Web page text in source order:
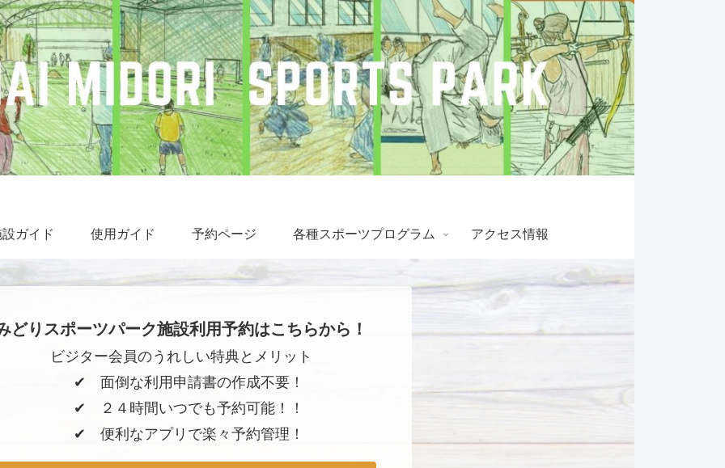
ガイド 使用ガイド 予約ページ 各種スポーツプログラム アクセス情報
どりスポーツパーク施設利用予約はこちらから！
ビジター会員のうれしい特典とメリット
✔︎ 面倒な利用申請書の作成不要！
✔︎ ２４時間いつでも予約可能！！
✔︎ 便利なアプリで楽々予約管理！